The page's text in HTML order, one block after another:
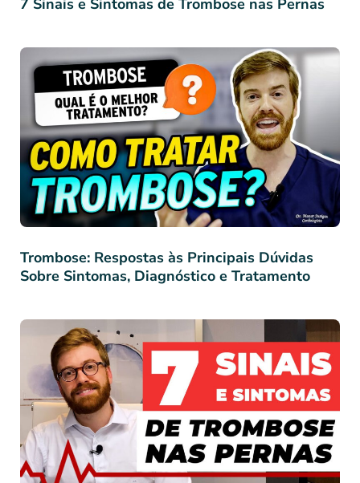
7 Sinais e Sintomas de Trombose nas Pernas
Trombose: Respostas às Principais Dúvidas
Sobre Sintomas, Diagnóstico e Tratamento